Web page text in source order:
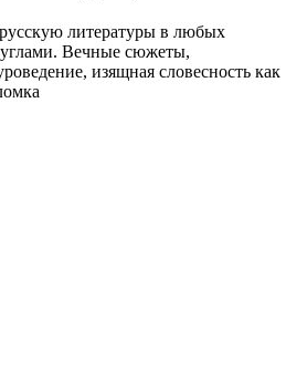
литературы в любых
Вечные сюжеты,
изящная словесность как